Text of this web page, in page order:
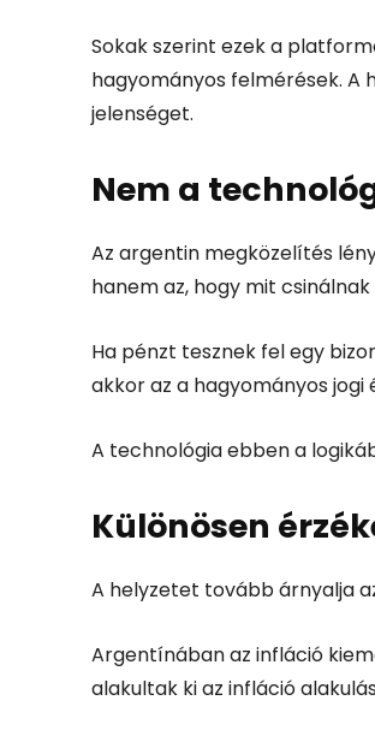
Sokak szerint ezek a
hagyományos felmérések. A
jelenséget.
Nem a
Az argentin megközelítés
hanem az, hogy mit
Ha pénzt tesznek fel egy
akkor az a hagyományos
A technológia ebben a
Különösen
A helyzetet tovább árnyalja
Argentínában az infláció
alakultak ki az infláció